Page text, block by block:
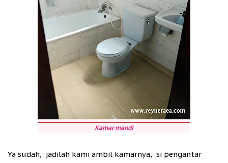
Kamar mandi
Ya sudah, jadilah kami ambil kamarnya, si pengantar